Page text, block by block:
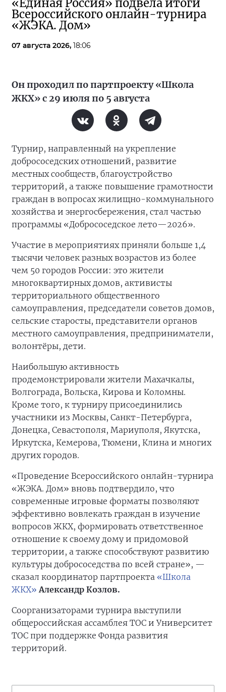
«Единая Россия» подвела итоги
Всероссийского онлайн-турнира
«ЖЭКА. Дом»
07 августа 2026, 18:06
Он проходил по партпроекту «Школа
ЖКХ» с 29 июля по 5 августа
Турнир, направленный на укрепление
добрососедских отношений, развитие
местных сообществ, благоустройство
территорий, а также повышение грамотности
граждан в вопросах жилищно-коммунального
хозяйства и энергосбережения, стал частью
программы «Добрососедское лето—2026».
Участие в мероприятиях приняли больше 1,4
тысячи человек разных возрастов из более
чем 50 городов России: это жители
многоквартирных домов, активисты
территориального общественного
самоуправления, председатели советов домов,
сельские старосты, представители органов
местного самоуправления, предприниматели,
волонтёры, дети.
Наибольшую активность
продемонстрировали жители Махачкалы,
Волгограда, Вольска, Кирова и Коломны.
Кроме того, к турниру присоединились
участники из Москвы, Санкт-Петербурга,
Донецка, Севастополя, Мариуполя, Якутска,
Иркутска, Кемерова, Тюмени, Клина и многих
других городов.
«Проведение Всероссийского онлайн-турнира
«ЖЭКА. Дом» вновь подтвердило, что
современные игровые форматы позволяют
эффективно вовлекать граждан в изучение
вопросов ЖКХ, формировать ответственное
отношение к своему дому и придомовой
территории, а также способствуют развитию
культуры добрососедства по всей стране», —
сказал координатор партпроекта «Школа
ЖКХ» Александр Козлов.
Соорганизаторами турнира выступили
общероссийская ассамблея ТОС и Университет
ТОС при поддержке Фонда развития
территорий.